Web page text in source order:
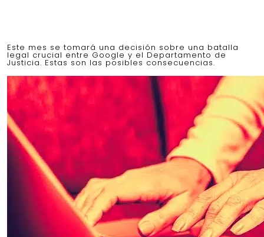
Este mes se tomará una decisión sobre una batalla
legal crucial entre Google y el Departamento de
Justicia. Estas son las posibles consecuencias.